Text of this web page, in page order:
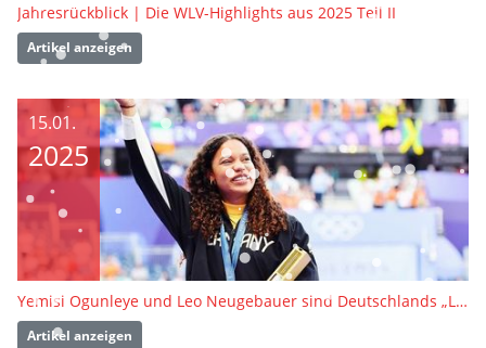
Jahresrückblick | Die WLV-Highlights aus 2025 Teil II
Artikel anzeigen
15.01.
2025
Yemisi Ogunleye und Leo Neugebauer sind Deutschlands „Leichtathleten des Jahres“ 2024
Artikel anzeigen